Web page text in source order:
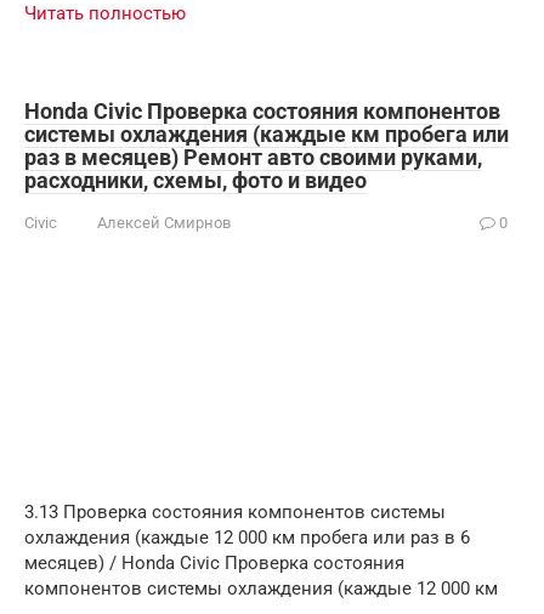
Читать полностью
Honda Civic Проверка состояния компонентов
системы охлаждения (каждые км пробега или
раз в месяцев) Ремонт авто своими руками,
расходники, схемы, фото и видео
Civic Алексей Смирнов 0
3.13 Проверка состояния компонентов системы
охлаждения (каждые 12 000 км пробега или раз в 6
месяцев) / Honda Civic Проверка состояния
компонентов системы охлаждения (каждые 12 000 км